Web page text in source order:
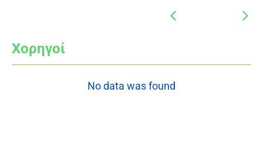
Χορηγοί
No data was found